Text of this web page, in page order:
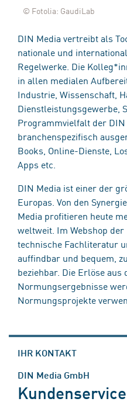
© Fotolia: GaudiLab
DIN Media vertreibt als
nationale und
Regelwerke. Die
in allen medialen
Industrie, Wissenschaft,
Dienstleistungsgewerbe,
Programmvielfalt der
branchenspezifisch
Books, Online-Dienste,
Apps etc.
DIN Media ist einer der
Europas. Von den
Media profitieren heute
weltweit. Im Webshop
technische Fachliteratur
auffindbar und bequem,
beziehbar. Die Erlöse aus
Normungsergebnisse
Normungsprojekte
IHR KONTAKT
DIN Media GmbH